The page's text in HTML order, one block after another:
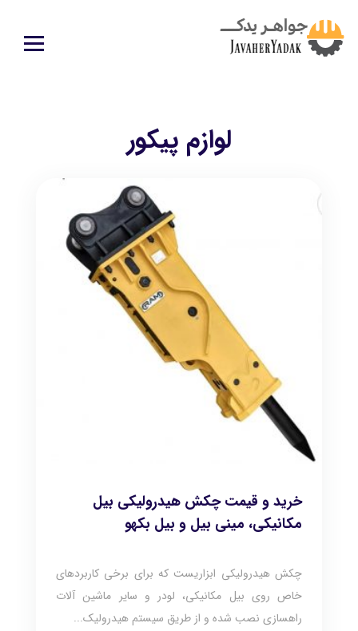
لوازم پيكور
خرید و قیمت چکش هیدرولیکی بیل
مکانیکی، مینی بیل و بیل بکهو
چکش هیدرولیکی ابزاریست که برای برخی کاربردهای
خاص روی بیل مکانیکی، لودر و سایر ماشین آلات
راهسازی نصب شده و از طریق سیستم هیدرولیک...